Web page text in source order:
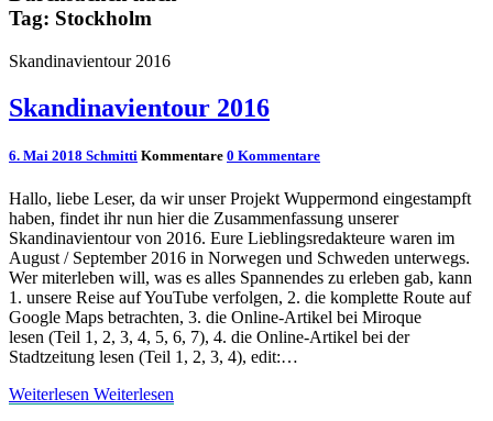
Tag: Stockholm
Skandinavientour 2016
Skandinavientour 2016
6. Mai 2018 Schmitti Kommentare 0 Kommentare
Hallo, liebe Leser, da wir unser Projekt Wuppermond eingestampft
haben, findet ihr nun hier die Zusammenfassung unserer
Skandinavientour von 2016. Eure Lieblingsredakteure waren im
August / September 2016 in Norwegen und Schweden unterwegs.
Wer miterleben will, was es alles Spannendes zu erleben gab, kann
1. unsere Reise auf YouTube verfolgen, 2. die komplette Route auf
Google Maps betrachten, 3. die Online-Artikel bei Miroque
lesen (Teil 1, 2, 3, 4, 5, 6, 7), 4. die Online-Artikel bei der
Stadtzeitung lesen (Teil 1, 2, 3, 4), edit:…
Weiterlesen Weiterlesen